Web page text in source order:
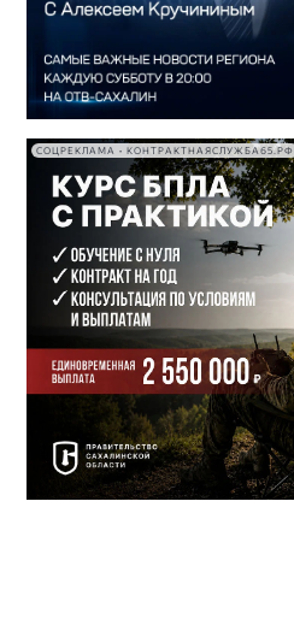
СОЦРЕКЛАМА • КОНТРАКТНАЯСЛУЖБА65.РФ